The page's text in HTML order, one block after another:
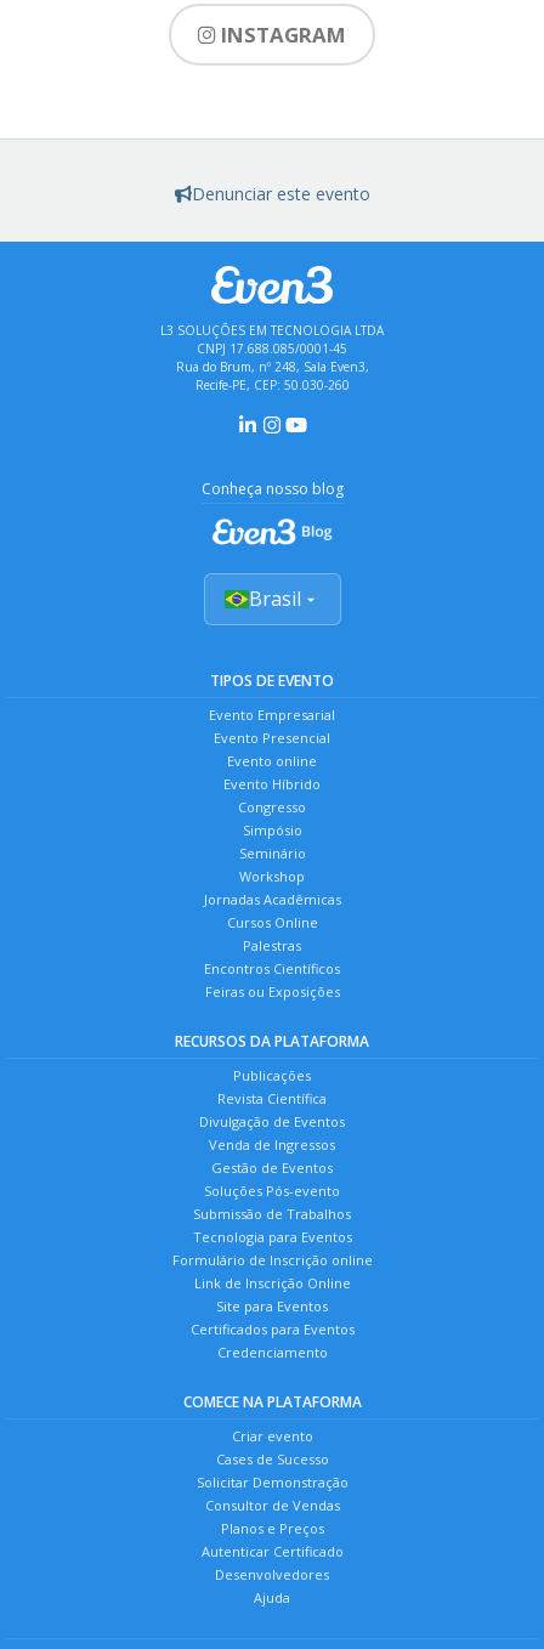
INSTAGRAM
Denunciar este evento
L3 SOLUÇÕES EM TECNOLOGIA LTDA
CNPJ 17.688.085/0001-45
Rua do Brum, nº 248, Sala Even3,
Recife-PE, CEP: 50.030-260
Conheça nosso blog
Brasil
TIPOS DE EVENTO
Evento Empresarial
Evento Presencial
Evento online
Evento Híbrido
Congresso
Simpósio
Seminário
Workshop
Jornadas Acadêmicas
Cursos Online
Palestras
Encontros Científicos
Feiras ou Exposições
RECURSOS DA PLATAFORMA
Publicações
Revista Científica
Divulgação de Eventos
Venda de Ingressos
Gestão de Eventos
Soluções Pós-evento
Submissão de Trabalhos
Tecnologia para Eventos
Formulário de Inscrição online
Link de Inscrição Online
Site para Eventos
Certificados para Eventos
Credenciamento
COMECE NA PLATAFORMA
Criar evento
Cases de Sucesso
Solicitar Demonstração
Consultor de Vendas
Planos e Preços
Autenticar Certificado
Desenvolvedores
Ajuda